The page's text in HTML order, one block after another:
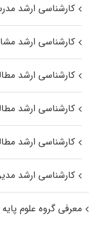
کارشناسی ارشد
کارشناسی ارشد
کارشناسی ارشد
کارشناسی ارشد
کارشناسی ارشد
کارشناسی ارشد
معرفی گروه علوم